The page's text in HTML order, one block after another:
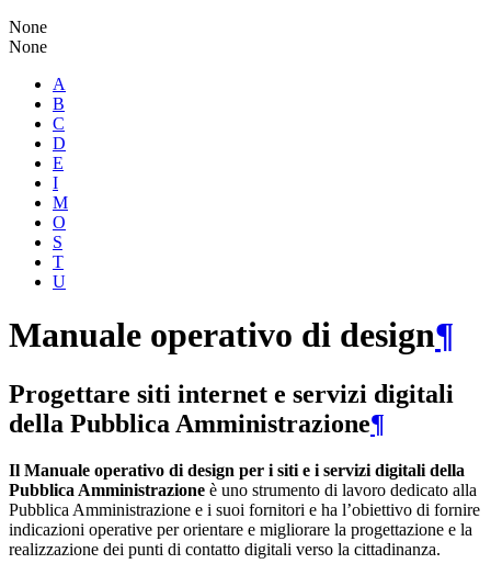
None
None
A
B
C
D
E
I
M
O
S
T
U
Manuale operativo di design¶
Progettare siti internet e servizi digitali
della Pubblica Amministrazione¶
Il Manuale operativo di design per i siti e i servizi digitali della
Pubblica Amministrazione è uno strumento di lavoro dedicato alla
Pubblica Amministrazione e i suoi fornitori e ha l’obiettivo di fornire
indicazioni operative per orientare e migliorare la progettazione e la
realizzazione dei punti di contatto digitali verso la cittadinanza.